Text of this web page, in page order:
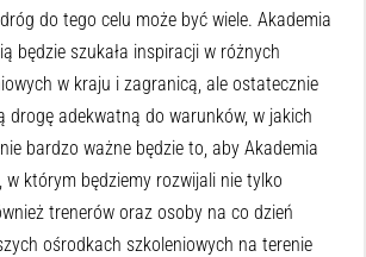
do tego celu może być wiele. Akademia
będzie szukała inspiracji w różnych
w kraju i zagranicą, ale ostatecznie
drogę adekwatną do warunków, w jakich
bardzo ważne będzie to, aby Akademia
w którym będziemy rozwijali nie tylko
trenerów oraz osoby na co dzień
ośrodkach szkoleniowych na terenie